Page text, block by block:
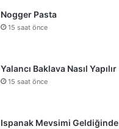
Nogger Pasta
15 saat önce
Yalancı Baklava Nasıl Yapılır
15 saat önce
Ispanak Mevsimi Geldiğinde